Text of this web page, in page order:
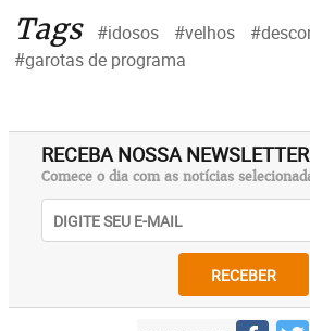
Tags #idosos #velhos
#garotas de programa
RECEBA NOSSA NEWSLETTER
Comece o dia com as notícias
RECEBER